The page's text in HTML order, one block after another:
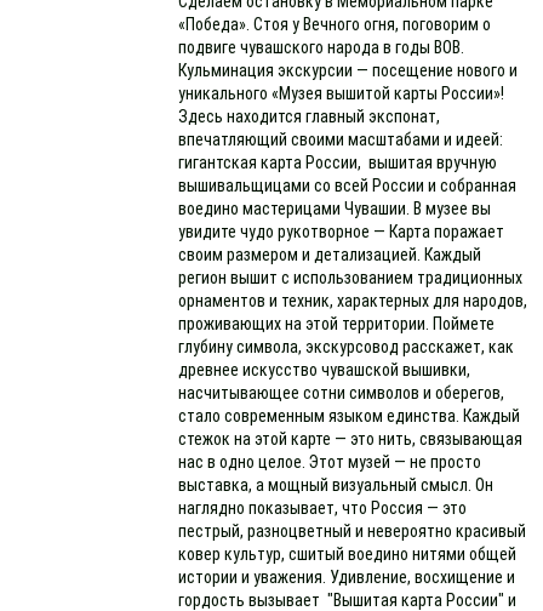
«Победа». Стоя у Вечного огня, поговорим о
подвиге чувашского народа в годы ВОВ.
Кульминация экскурсии — посещение нового и
уникального «Музея вышитой карты России»!
Здесь находится главный экспонат,
впечатляющий своими масштабами и идеей:
гигантская карта России, вышитая вручную
вышивальщицами со всей России и собранная
воедино мастерицами Чувашии. В музее вы
увидите чудо рукотворное — Карта поражает
своим размером и детализацией. Каждый
регион вышит с использованием традиционных
орнаментов и техник, характерных для народов,
проживающих на этой территории. Поймете
глубину символа, экскурсовод расскажет, как
древнее искусство чувашской вышивки,
насчитывающее сотни символов и оберегов,
стало современным языком единства. Каждый
стежок на этой карте — это нить, связывающая
нас в одно целое. Этот музей — не просто
выставка, а мощный визуальный смысл. Он
наглядно показывает, что Россия — это
пестрый, разноцветный и невероятно красивый
ковер культур, сшитый воедино нитями общей
истории и уважения. Удивление, восхищение и
гордость вызывает "Вышитая карта России" и